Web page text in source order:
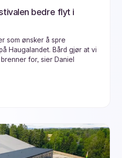
bedre flyt i
som ønsker å spre
Haugalandet. Bård gjør at vi
for, sier Daniel